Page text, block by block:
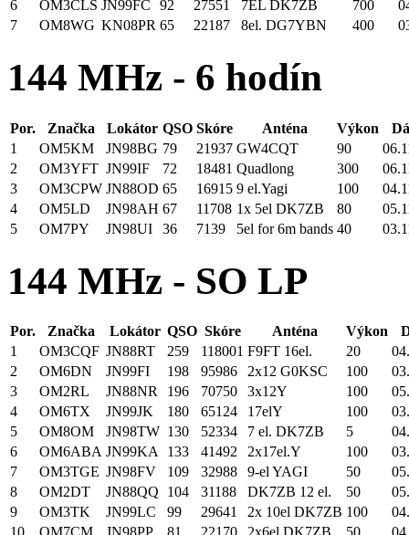
6
OM3CLS JN99FC 92 27551 7EL DK7ZB 700
7
OM8WG KN08PR 65 22187 8el. DG7YBN 400
144 MHz - 6 hodín
Por. Značka Lokátor QSO Skóre Anténa Výkon
1
OM5KM JN98BG 79 21937 GW4CQT 90
2
OM3YFT JN99IF 72 18481 Quadlong 300
3
OM3CPW JN88OD 65 16915 9 el.Yagi 100
4
OM5LD JN98AH 67 11708 1x 5el DK7ZB 80
5
OM7PY JN98UI 36 7139 5el for 6m bands 40
144 MHz - SO LP
Por. Značka Lokátor QSO Skóre Anténa Výkon
1
OM3CQF JN88RT 259 118001 F9FT 16el. 20
2
OM6DN JN99FI 198 95986 2x12 G0KSC 100
3
OM2RL JN88NR 196 70750 3x12Y 100
4
OM6TX JN99JK 180 65124 17elY 100
5
OM8OM JN98TW 130 52334 7 el. DK7ZB 5
6
OM6ABA JN99KA 133 41492 2x17el.Y 100
7
OM3TGE JN98FV 109 32988 9-el YAGI 50
8
OM2DT JN88QQ 104 31188 DK7ZB 12 el. 50
9
OM3TK JN99LC 99 29641 2x 10el DK7ZB 100